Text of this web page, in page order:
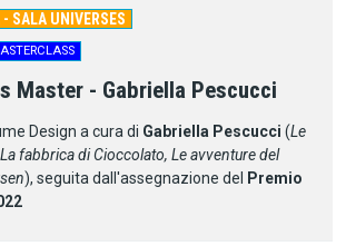
SALA UNIVERSES
Master - Gabriella Pescucci
Design a cura di Gabriella Pescucci (Le
fabbrica di Cioccolato, Le avventure del
), seguita dall'assegnazione del
Premio